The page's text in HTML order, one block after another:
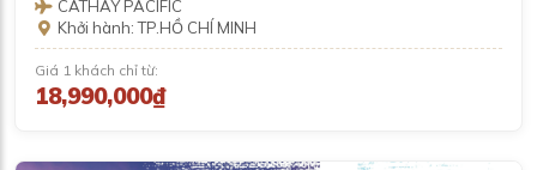
CATHAY PACIFIC
Khởi hành: TP.HỒ CHÍ MINH
Giá 1 khách chỉ từ:
18,990,000₫